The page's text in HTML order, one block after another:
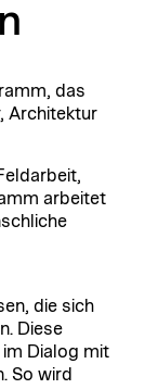
das
Architektur
arbeitet
die sich
Diese
im Dialog mit
So wird